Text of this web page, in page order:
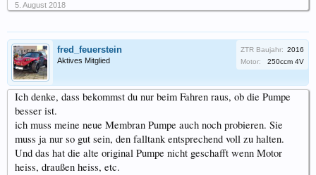
5. August 2018
fred_feuerstein
Aktives Mitglied
ZTR Baujahr: 2016
Motor:
250ccm 4V
Ich denke, dass bekommst du nur beim Fahren raus, ob die Pumpe
besser ist.
ich muss meine neue Membran Pumpe auch noch probieren. Sie
muss ja nur so gut sein, den falltank entsprechend voll zu halten.
Und das hat die alte original Pumpe nicht geschafft wenn Motor
heiss, draußen heiss, etc.